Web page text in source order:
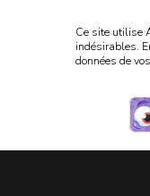
Ce site utilise
indésirables.
données de